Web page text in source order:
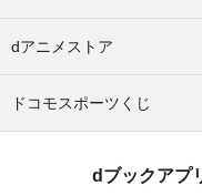
dアニメストア
ドコモスポーツくじ
dブックアプ